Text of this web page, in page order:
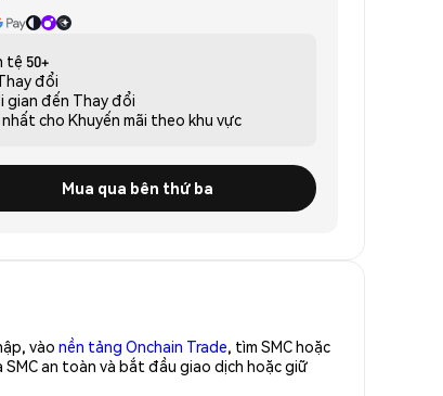
tệ 50+
đổi
gian đến Thay đổi
cho Khuyến mãi theo khu vực
Mua qua bên thứ ba
vào nền tảng Onchain Trade, tìm SMC hoặc
SMC an toàn và bắt đầu giao dịch hoặc giữ